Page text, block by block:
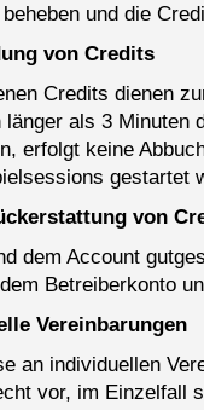
und die
von Credits
Credits dienen
länger als 3 Minuten
erfolgt keine
gestartet
von
dem Account
Betreiberkonto
Vereinbarungen
an individuellen
vor, im Einzelfall